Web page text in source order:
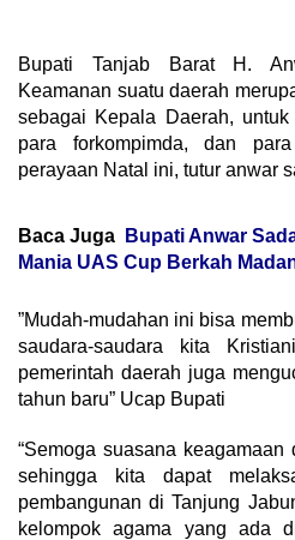
Bupati Tanjab Barat H.
Keamanan suatu daerah
sebagai Kepala Daerah,
para forkompimda, dan
perayaan Natal ini, tutur anwar
Baca Juga
Bupati Anwar
Mania UAS Cup Berkah
”Mudah-mudahan ini bisa
saudara-saudara kita
pemerintah daerah juga
tahun baru” Ucap Bupati
“Semoga suasana
sehingga kita dapat
pembangunan di Tanjung
kelompok agama yang ada